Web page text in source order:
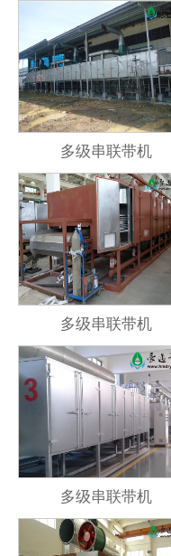
多级串联带机
多级串联带机
多级串联带机